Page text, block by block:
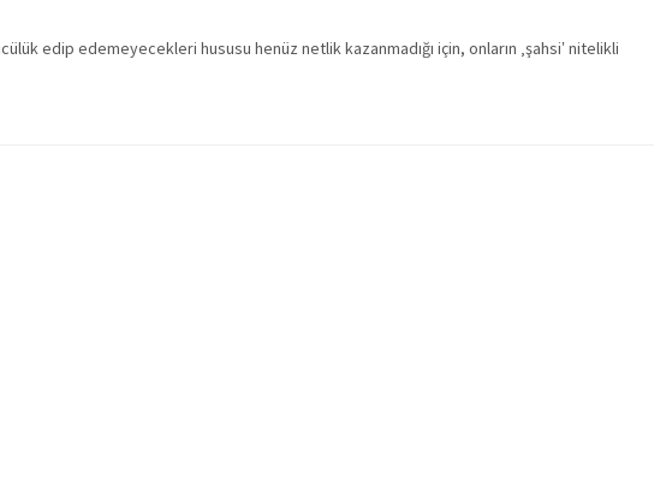
edip edemeyecekleri hususu henüz netlik kazanmadığı için, onların ‚şahsi‛ nitelikli